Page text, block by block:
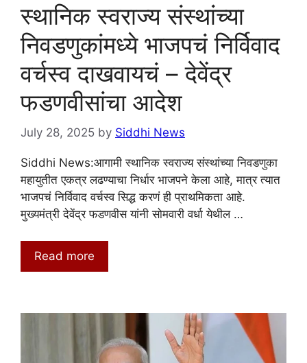
स्थानिक स्वराज्य संस्थांच्या
निवडणुकांमध्ये भाजपचं निर्विवाद
वर्चस्व दाखवायचं – देवेंद्र
फडणवीसांचा आदेश
July 28, 2025 by Siddhi News
Siddhi News:आगामी स्थानिक स्वराज्य संस्थांच्या निवडणुका
महायुतीत एकत्र लढण्याचा निर्धार भाजपने केला आहे, मात्र त्यात
भाजपचं निर्विवाद वर्चस्व सिद्ध करणं ही प्राथमिकता आहे.
मुख्यमंत्री देवेंद्र फडणवीस यांनी सोमवारी वर्धा येथील …
Read more